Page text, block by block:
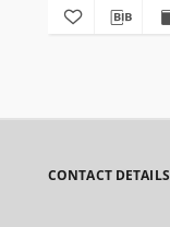
CONTACT DETAILS